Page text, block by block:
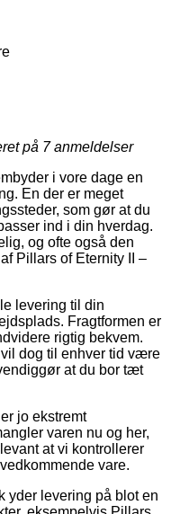
på 7anmeldelser
i vore dage en
En der er meget
som gør at du
ind i din hverdag.
og ofte også den
Pillars of Eternity II –
levering til din
Fragtformen er
rigtig bekvem.
dog til enhver tid være
at du bor tæt
jo ekstremt
varen nu og her,
at vi kontrollerer
vare.
yder levering på blot en